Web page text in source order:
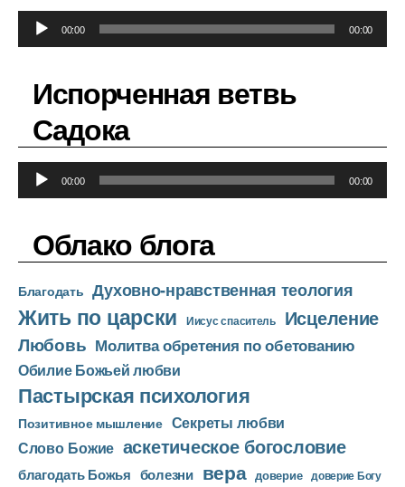
у
л
00:00 00:00
Испорченная ветвь
Садока
у
о
п
л
е
е
р
00:00 00:00
Облако блога
Благодать Духовно-нравственная теология
Жить по царски Иисус спаситель Исцеление
Любовь Молитва обретения по обетованию
Обилие Божьей любви
Пастырская психология
Позитивное мышление Секреты любви
Слово Божие аскетическое богословие
благодать Божья болезни вера доверие доверие Богу